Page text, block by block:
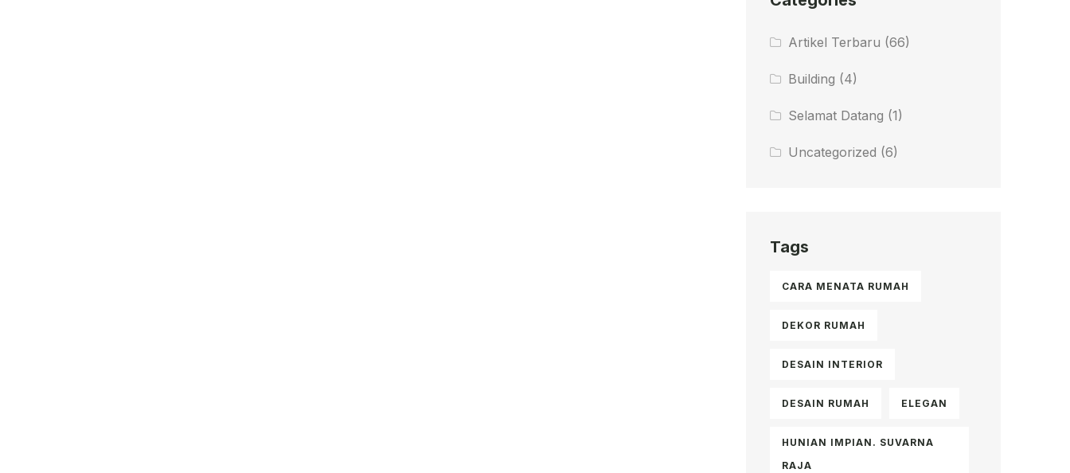
Artikel Terbaru (66)
Building (4)
Selamat Datang (1)
Uncategorized (6)
Tags
CARA MENATA RUMAH
DEKOR RUMAH
DESAIN INTERIOR
DESAIN RUMAH ELEGAN
HUNIAN IMPIAN. SUVARNA
RAJA